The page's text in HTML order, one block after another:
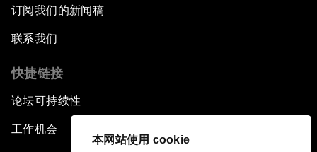
本网站使用 cookie
订阅我们的新闻稿
联系我们
快捷链接
论坛可持续性
工作机会